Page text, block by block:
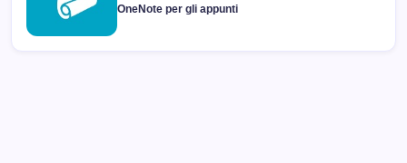
OneNote per gli appunti